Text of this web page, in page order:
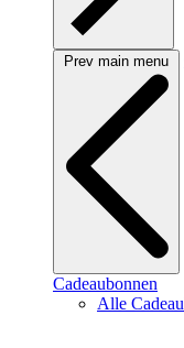
Prev main menu
Cadeaubonnen
Alle